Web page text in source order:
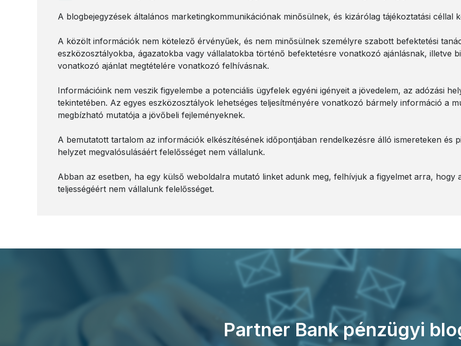
A blogbejegyzések általános marketingkommunikációnak minősülnek, és kizárólag tájékoztatási céllal
A közölt információk nem kötelező érvényűek, és nem minősülnek személyre szabott befektetési
eszközosztályokba, ágazatokba vagy vállalatokba történő befektetésre vonatkozó ajánlásnak, illetve
vonatkozó ajánlat megtételére vonatkozó felhívásnak.
Információink nem veszik figyelembe a potenciális ügyfelek egyéni igényeit a jövedelem, az adózási
tekintetében. Az egyes eszközosztályok lehetséges teljesítményére vonatkozó bármely információ a
megbízható mutatója a jövőbeli fejleményeknek.
A bemutatott tartalom az információk elkészítésének időpontjában rendelkezésre álló ismereteken és
helyzet megvalósulásáért felelősséget nem vállalunk.
Abban az esetben, ha egy külső weboldalra mutató linket adunk meg, felhívjuk a figyelmet arra, hogy
teljességéért nem vállalunk felelősséget.
Partner Bank pénzügyi